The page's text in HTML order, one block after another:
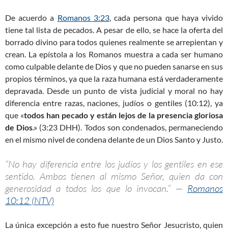
De acuerdo a Romanos 3:23, cada persona que haya vivido
tiene tal lista de pecados. A pesar de ello, se hace la oferta del
borrado divino para todos quienes realmente se arrepientan y
crean. La epístola a los Romanos muestra a cada ser humano
como culpable delante de Dios y que no pueden sanarse en sus
propios términos, ya que la raza humana está verdaderamente
depravada. Desde un punto de vista judicial y moral no hay
diferencia entre razas, naciones, judíos o gentiles (10:12), ya
que «todos han pecado y están lejos de la presencia gloriosa
de Dios.» (3:23 DHH). Todos son condenados, permaneciendo
en el mismo nivel de condena delante de un Dios Santo y Justo.
“No hay diferencia entre los judíos y los gentiles en ese
sentido. Ambos tienen al mismo Señor, quien da con
generosidad a todos los que lo invocan.” — Romanos
10:12 (NTV)
La única excepción a esto fue nuestro Señor Jesucristo, quien